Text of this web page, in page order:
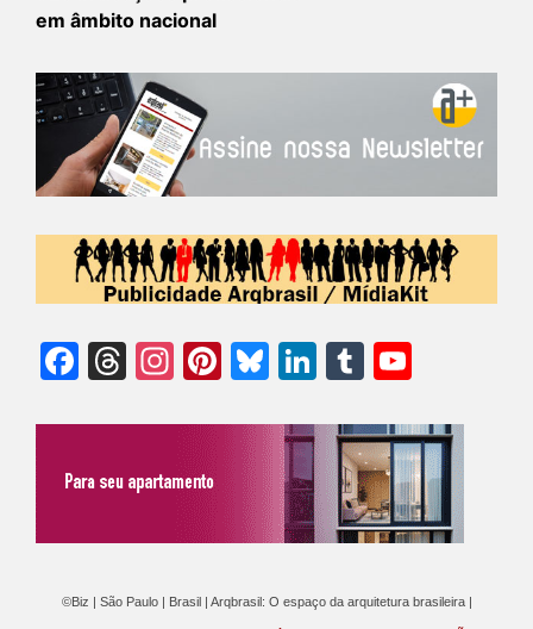
em âmbito nacional
Facebook
Threads
Instagram
Pinterest
Bluesky
LinkedIn
Tumblr
©Biz | São Paulo | Brasil | Arqbrasil: O espaço da arquitetura brasileira |